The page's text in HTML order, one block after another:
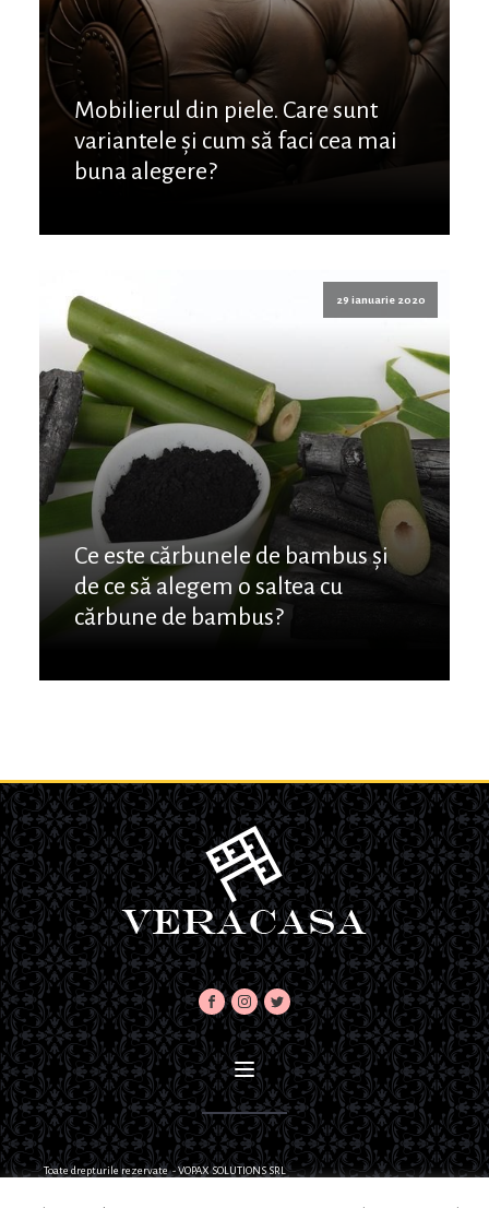
Mobilierul din piele. Care sunt
variantele și cum să faci cea mai
buna alegere?
29 ianuarie 2020
Ce este cărbunele de bambus și
de ce să alegem o saltea cu
cărbune de bambus?
Toate drepturile rezervate - VOPAX SOLUTIONS SRL